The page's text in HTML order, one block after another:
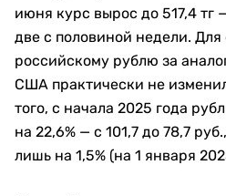
июня курс вырос до 517,4 тг
две с половиной недели. Для
российскому рублю за
США практически не
того, с начала 2025 года
на 22,6% — с 101,7 до 78,7
лишь на 1,5% (на 1 января